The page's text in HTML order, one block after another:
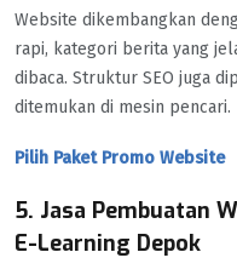
Website dikembangkan
rapi, kategori berita yang
dibaca. Struktur SEO juga
ditemukan di mesin pencari.
Pilih Paket Promo Website
5. Jasa Pembuatan
E-Learning Depok